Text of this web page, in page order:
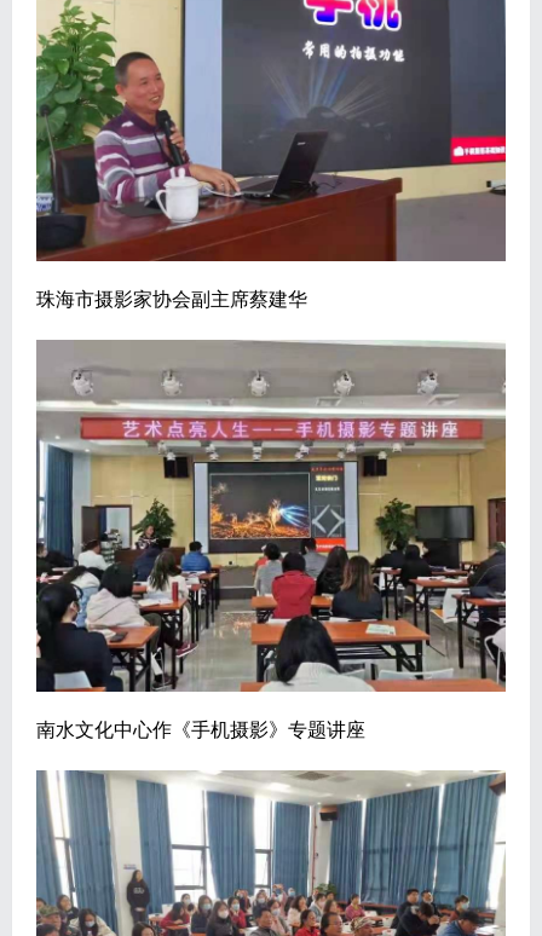
珠海市摄影家协会副主席蔡建华
南水文化中心作《手机摄影》专题讲座